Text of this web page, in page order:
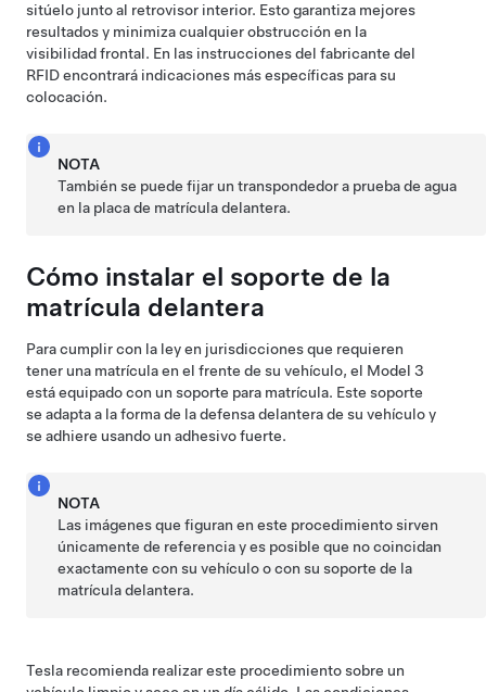
sitúelo junto al retrovisor interior. Esto garantiza mejores
resultados y minimiza cualquier obstrucción en la
visibilidad frontal. En las instrucciones del fabricante del
RFID encontrará indicaciones más específicas para su
colocación.
NOTA
También se puede fijar un transpondedor a prueba de agua
en la placa de matrícula delantera.
Cómo instalar el soporte de la
matrícula delantera
Para cumplir con la ley en jurisdicciones que requieren
tener una matrícula en el frente de su vehículo, el Model 3
está equipado con un soporte para matrícula. Este soporte
se adapta a la forma de la defensa delantera de su vehículo y
se adhiere usando un adhesivo fuerte.
NOTA
Las imágenes que figuran en este procedimiento sirven
únicamente de referencia y es posible que no coincidan
exactamente con su vehículo o con su soporte de la
matrícula delantera.
Tesla recomienda realizar este procedimiento sobre un